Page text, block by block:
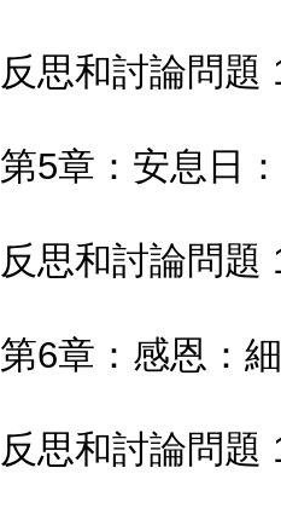
反思和討論問題
第5章：安息日
反思和討論問題
第6章：感恩：
反思和討論問題